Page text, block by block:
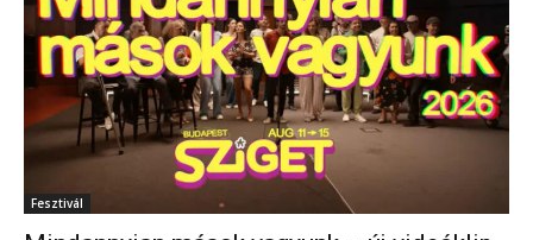
Fesztivál